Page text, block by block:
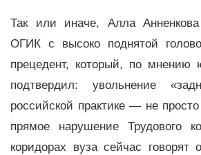
Так или иначе, Алла Анненкова
ОГИК с высоко поднятой
прецедент, который, по мнению
подтвердил: увольнение
российской практике — не
прямое нарушение Трудового
коридорах вуза сейчас